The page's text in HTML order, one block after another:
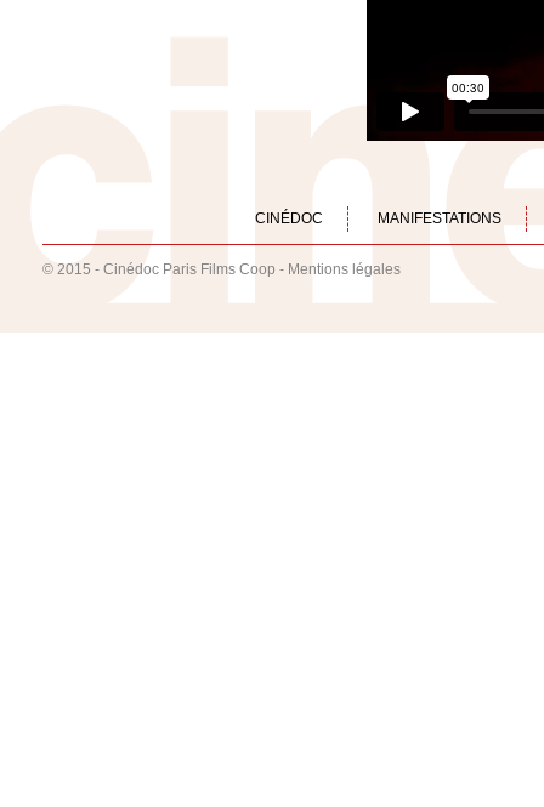
CINÉDOC MANIFESTATIONS
© 2015 - Cinédoc Paris Films Coop - Mentions légales